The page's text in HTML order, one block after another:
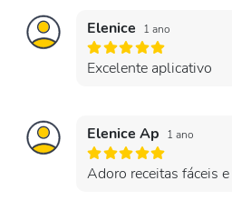
Elenice 1 ano
Excelente aplicativo
Elenice Ap 1 ano
Adoro receitas fáceis